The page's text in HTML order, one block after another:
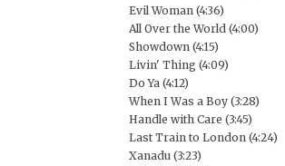
Evil Woman (4:36)
All Over the World (4:00)
Showdown (4:15)
Livin' Thing (4:09)
Do Ya (4:12)
When I Was a Boy (3:28)
Handle with Care (3:45)
Last Train to London (4:24)
Xanadu (3:23)